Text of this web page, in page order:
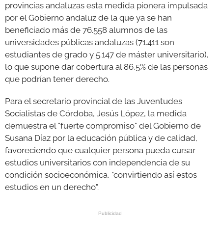
provincias andaluzas esta medida pionera impulsada
por el Gobierno andaluz de la que ya se han
beneficiado más de 76.558 alumnos de las
universidades públicas andaluzas (71.411 son
estudiantes de grado y 5.147 de máster universitario),
lo que supone dar cobertura al 86,5% de las personas
que podrían tener derecho.
Para el secretario provincial de las Juventudes
Socialistas de Córdoba, Jesús López, la medida
demuestra el "fuerte compromiso" del Gobierno de
Susana Díaz por la educación pública y de calidad,
favoreciendo que cualquier persona pueda cursar
estudios universitarios con independencia de su
condición socioeconómica, "convirtiendo así estos
estudios en un derecho".